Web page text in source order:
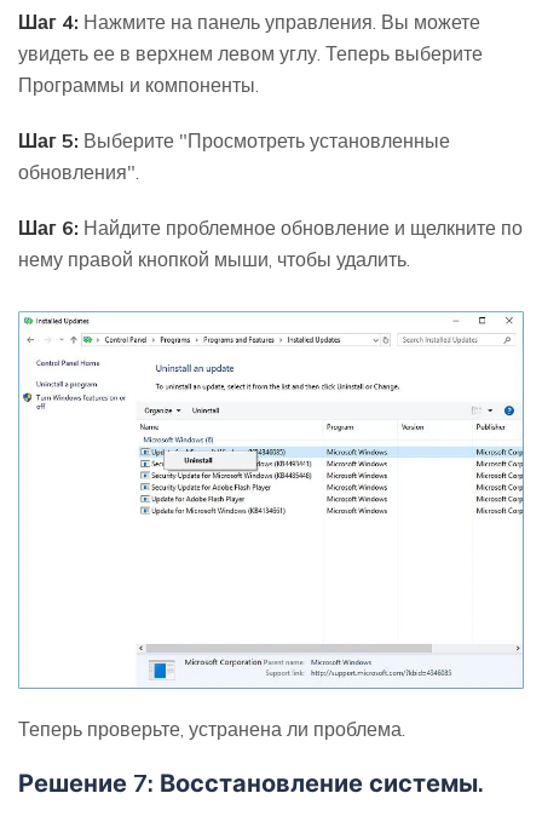
Шаг 4: Нажмите на панель управления. Вы можете
увидеть ее в верхнем левом углу. Теперь выберите
Программы и компоненты.
Шаг 5: Выберите "Просмотреть установленные
обновления".
Шаг 6: Найдите проблемное обновление и щелкните по
нему правой кнопкой мыши, чтобы удалить.
Теперь проверьте, устранена ли проблема.
Решение 7: Восстановление системы.